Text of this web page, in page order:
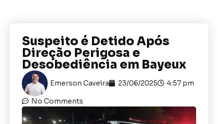
Suspeito é Detido Após
Direção Perigosa e
Desobediência em Bayeux
Emerson Caveira 23/06/2025 4:57 pm
No Comments